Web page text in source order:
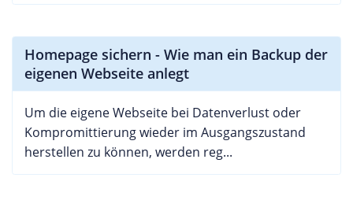
Homepage sichern - Wie man ein Backup der
eigenen Webseite anlegt
Um die eigene Webseite bei Datenverlust oder
Kompromittierung wieder im Ausgangszustand
herstellen zu können, werden reg...